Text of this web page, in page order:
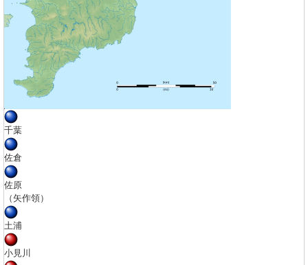
千葉
佐倉
佐原
（矢作領）
土浦
小見川